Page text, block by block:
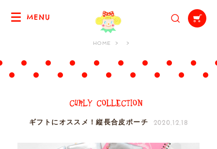
MENU
HOME
ギフトにオススメ！縦長合皮ポーチ 2020.12.18